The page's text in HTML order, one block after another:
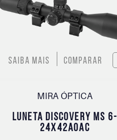
Saiba mais Comparar
MIRA ÓPTICA
LUNETA DISCOVERY MS 6-
24X42AOAC